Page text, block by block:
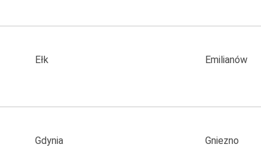
Ełk Emilianów
Gdynia
Gniezno